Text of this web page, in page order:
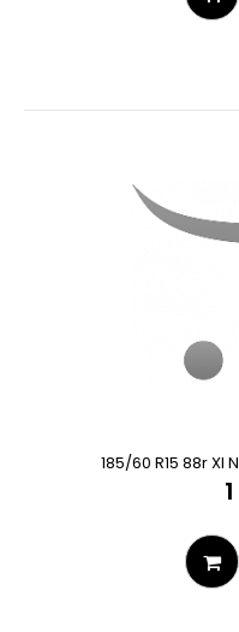
185/60 R15 88r Xl